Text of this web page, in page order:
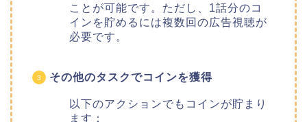
ことが可能です。ただし、1話分のコ
インを貯めるには複数回の広告視聴が
必要です。
その他のタスクでコインを獲得
以下のアクションでもコインが貯まり
ます：